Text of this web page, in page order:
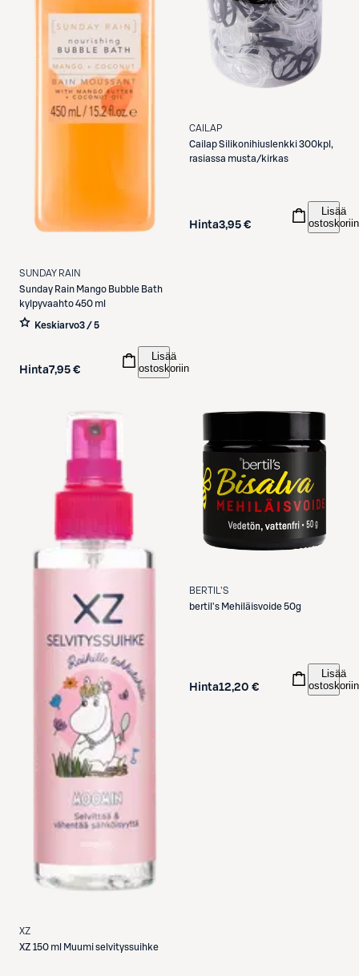
SUNDAY RAIN
Sunday Rain Mango Bubble Bath
kylpyvaahto 450 ml
Keskiarvo3 / 5
Hinta7,95 €
Lisää
ostoskoriin
CAILAP
CailapSilikonihiuslenkki 300kpl,
rasiassa musta/kirkas
Hinta3,95 €
Lisää
ostoskoriin
XZ
XZ 150 ml Muumi selvityssuihke
BERTIL'S
bertil's Mehiläisvoide 50g
Hinta12,20 €
Lisää
ostoskoriin